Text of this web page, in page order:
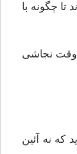
تا چگونه با
وقت نجاشی
که نه آئین